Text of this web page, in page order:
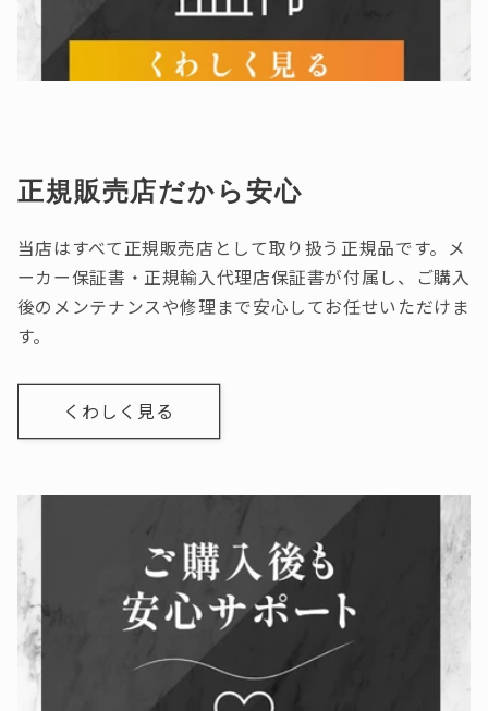
正規販売店だから安心
当店はすべて正規販売店として取り扱う正規品です。メ
ーカー保証書・正規輸入代理店保証書が付属し、ご購入
後のメンテナンスや修理まで安心してお任せいただけま
す。
くわしく見る